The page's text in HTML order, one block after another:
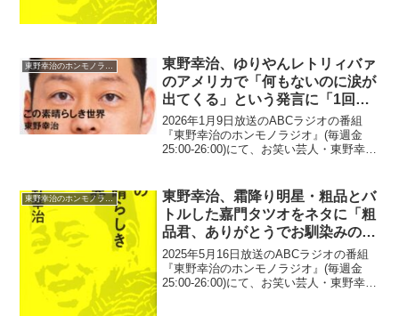
東野幸治のホンモノラジオ
東野幸治、ゆりやんレトリィバァ
のアメリカで「何もないのに涙が
出てくる」という発言に「1回目
のなかやまきんに君の筋肉留学と
一緒やな」
2026年1月9日放送のABCラジオの番組
『東野幸治のホンモノラジオ』(毎週金
25:00-26:00)にて、お笑い芸人・東野幸治
言に「1回目のなかやまきんに君の筋肉留
学...
東野幸治のホンモノラジオ
東野幸治、霜降り明星・粗品とバ
トルした嘉門タツオをネタに「粗
品君、ありがとうでお馴染みの嘉
門タツオさん(笑)」
2025年5月16日放送のABCラジオの番組
『東野幸治のホンモノラジオ』(毎週金
25:00-26:00)にて、お笑い芸人・東野幸治